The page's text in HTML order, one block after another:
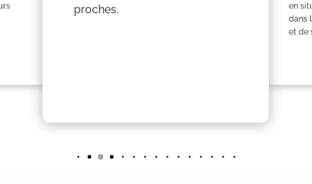
proches.
en
dans
et de